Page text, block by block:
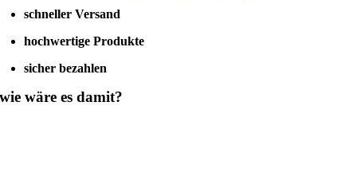
schneller Versand
hochwertige Produkte
sicher bezahlen
wie wäre es damit?